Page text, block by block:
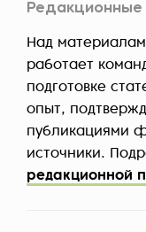
Над
работает
подготовке
опыт,
публикациями
источники.
редакционной